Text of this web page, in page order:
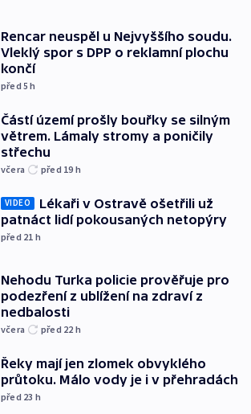
Rencar neuspěl u Nejvyššího soudu.
Vleklý spor s DPP o reklamní plochu
končí
před 5h
Částí území prošly bouřky se silným
větrem. Lámaly stromy a poničily
střechu
včera před 19 h
VIDEO
Lékaři v Ostravě ošetřili už
patnáct lidí pokousaných netopýry
před 21 h
Nehodu Turka policie prověřuje pro
podezření z ublížení na zdraví z
nedbalosti
včera před 22 h
Řeky mají jen zlomek obvyklého
průtoku. Málo vody je i v přehradách
před 23 h